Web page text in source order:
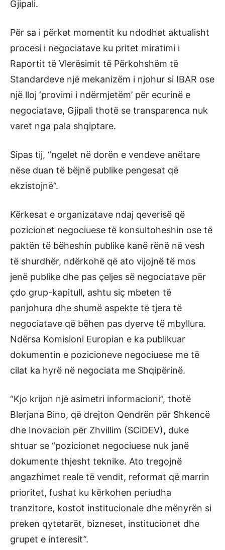
Gjipali.
Për sa i përket momentit ku ndodhet aktualisht
procesi i negociatave ku pritet miratimi i
Raportit të Vlerësimit të Përkohshëm të
Standardeve një mekanizëm i njohur si IBAR ose
një lloj ‘provimi i ndërmjetëm’ për ecurinë e
negociatave, Gjipali thotë se transparenca nuk
varet nga pala shqiptare.
Sipas tij, “ngelet në dorën e vendeve anëtare
nëse duan të bëjnë publike pengesat që
ekzistojnë”.
Kërkesat e organizatave ndaj qeverisë që
pozicionet negociuese të konsultoheshin ose të
paktën të bëheshin publike kanë rënë në vesh
të shurdhër, ndërkohë që ato vijojnë të mos
jenë publike dhe pas çeljes së negociatave për
çdo grup-kapitull, ashtu siç mbeten të
panjohura dhe shumë aspekte të tjera të
negociatave që bëhen pas dyerve të mbyllura.
Ndërsa Komisioni Europian e ka publikuar
dokumentin e pozicioneve negociuese me të
cilat ka hyrë në negociata me Shqipërinë.
“Kjo krijon një asimetri informacioni”, thotë
Blerjana Bino, që drejton Qendrën për Shkencë
dhe Inovacion për Zhvillim (SCiDEV), duke
shtuar se “pozicionet negociuese nuk janë
dokumente thjesht teknike. Ato tregojnë
angazhimet reale të vendit, reformat që marrin
prioritet, fushat ku kërkohen periudha
tranzitore, kostot institucionale dhe mënyrën si
preken qytetarët, bizneset, institucionet dhe
grupet e interesit”.